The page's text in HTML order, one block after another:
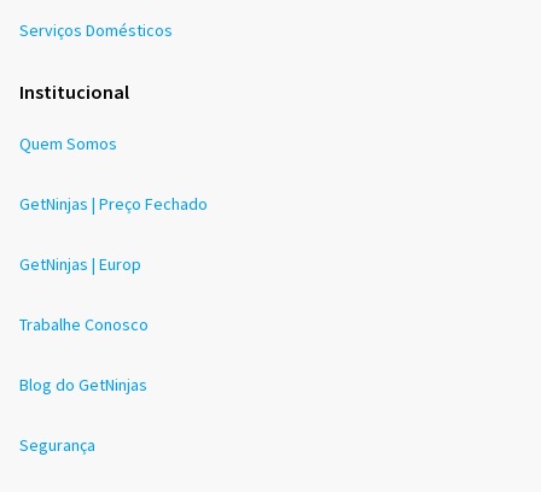
Serviços Domésticos
Institucional
Quem Somos
GetNinjas | Preço Fechado
GetNinjas | Europ
Trabalhe Conosco
Blog do GetNinjas
Segurança